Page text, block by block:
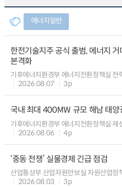
에너지일반
한전기술지주 공식 출범, 에너지
본격화
기후에너지환경부 에너지전환정책실
2026.08.07
3p
국내 최대 400MW 규모 해남 태양
기후에너지환경부 에너지전환정책실
2026.08.06
4p
‘중동 전쟁’ 실물경제 긴급 점검
산업통상부 산업자원안보실 자원산업정
2026.08.03
3p